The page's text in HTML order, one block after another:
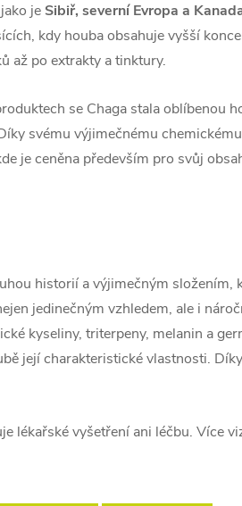
je Sibiř, severní Evropa a
kdy houba obsahuje vyšší
až po extrakty a tinktury.
se Chaga stala oblíbenou
svému výjimečnému
je ceněna především pro svůj
historií a výjimečným složením,
jedinečným vzhledem, ale i
kyseliny, triterpeny, melanin a
její charakteristické vlastnosti.
lékařské vyšetření ani léčbu. Více